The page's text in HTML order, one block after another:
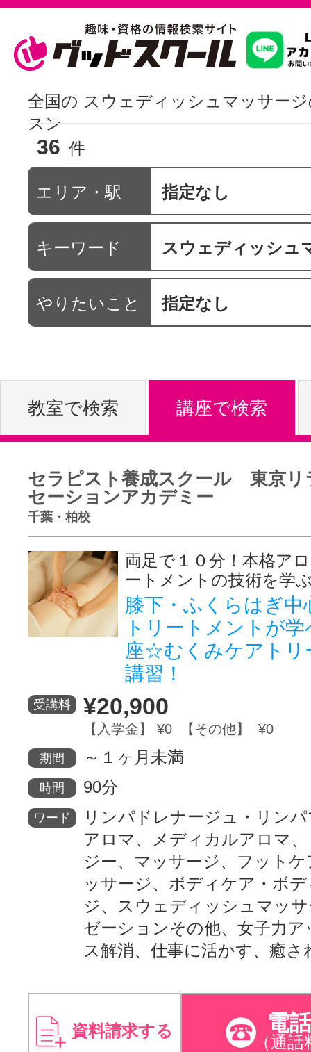
習いたいこ
駅・路線か
通信講座を
やりたいこ
特集をみる
掲載のお問
サイトマッ
全国の スウェディッシュマッサー
スン
36 件
エリア・駅 指定なし
キーワード スウェディッシュ
やりたいこと 指定なし
教室で検索 講座で検索
セラピスト養成スクール 東京リ
セーションアカデミー
千葉・柏校
両足で１０分！本格ア
ートメントの技術を学
膝下・ふくらはぎ中
トリートメントが
座☆むくみケアトリ
講習！
受講料 ¥20,900
【入学金】 ¥0 【その他】 ¥0
期間 ～１ヶ月未満
時間 90分
ワード
リンパドレナージュ・リン
アロマ、メディカルアロマ
ジー、マッサージ、フット
ッサージ、ボディケア・ボ
ジ、スウェディッシュマッ
ゼーションその他、女子力
ス解消、仕事に活かす、癒さ
資料請求する 電
（通話